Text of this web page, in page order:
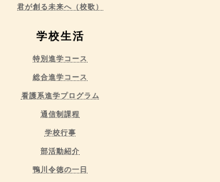
君が創る未来へ（校歌）
学校生活
特別進学コース
総合進学コース
看護系進学プログラム
通信制課程
学校行事
部活動紹介
鴨川令徳の一日